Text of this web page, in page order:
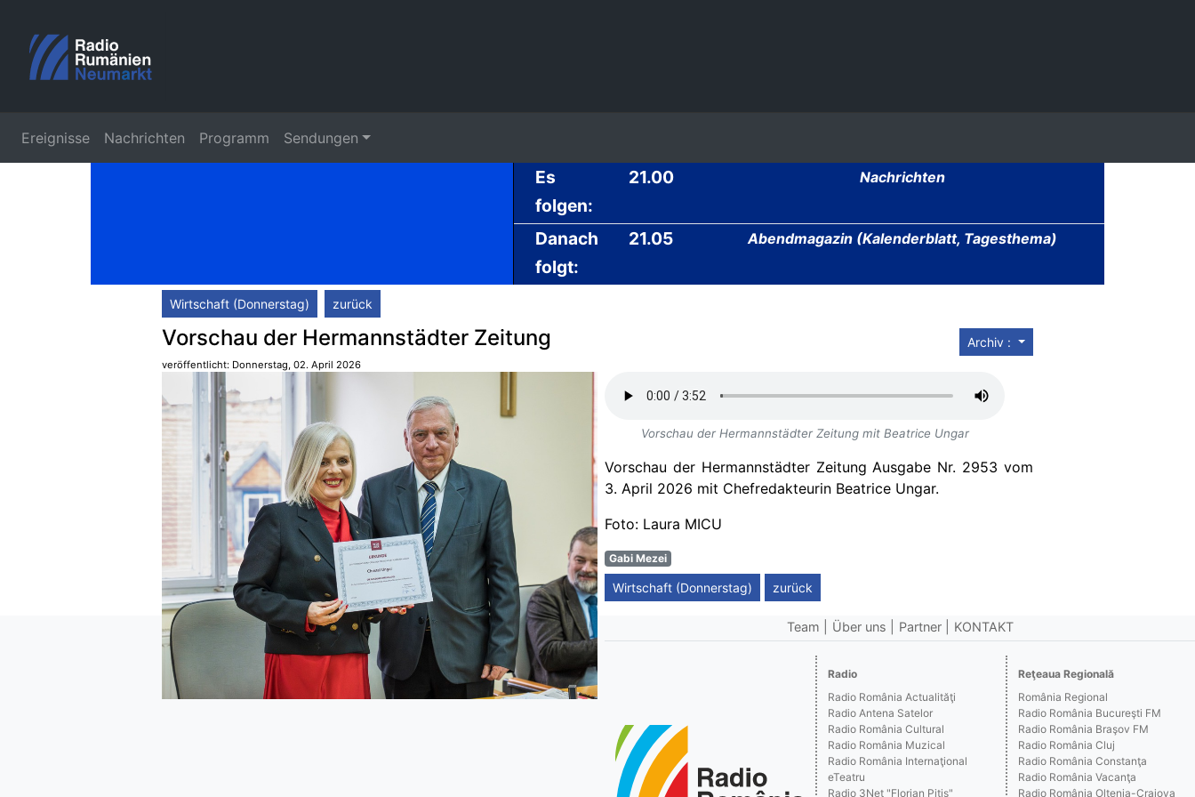
Ereignisse Nachrichten Programm Sendungen
Es
folgen:
21.00 Nachrichten
Danach
folgt:
21.05 Abendmagazin (Kalenderblatt, Tagesthema)
Wirtschaft (Donnerstag) zurück
Archiv :
Vorschau der Hermannstädter Zeitung
veröffentlicht: Donnerstag, 02. April 2026
Vorschau der Hermannstädter Zeitung mit Beatrice Ungar
Vorschau der Hermannstädter Zeitung Ausgabe Nr. 2953 vom
3. April 2026 mit Chefredakteurin Beatrice Ungar.
Foto: Laura MICU
Gabi Mezei
Wirtschaft (Donnerstag) zurück
Team Über uns Partner KONTAKT
Radio
Radio România Actualităţi
Radio Antena Satelor
Radio România Cultural
Radio România Muzical
Radio România Internaţional
eTeatru
Radio 3Net "Florian Pitiş"
Reţeaua Regională
România Regional
Radio România Bucureşti FM
Radio România Braşov FM
Radio România Cluj
Radio România Constanţa
Radio România Vacanţa
Radio România Oltenia-Craiova